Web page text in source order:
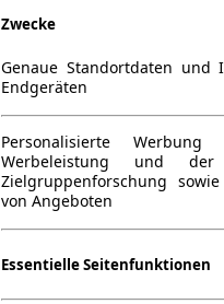
Zwecke
Genaue Standortdaten und
Endgeräten
Personalisierte
Werbeleistung und
Zielgruppenforschung
von Angeboten
Essentielle Seitenfunktionen